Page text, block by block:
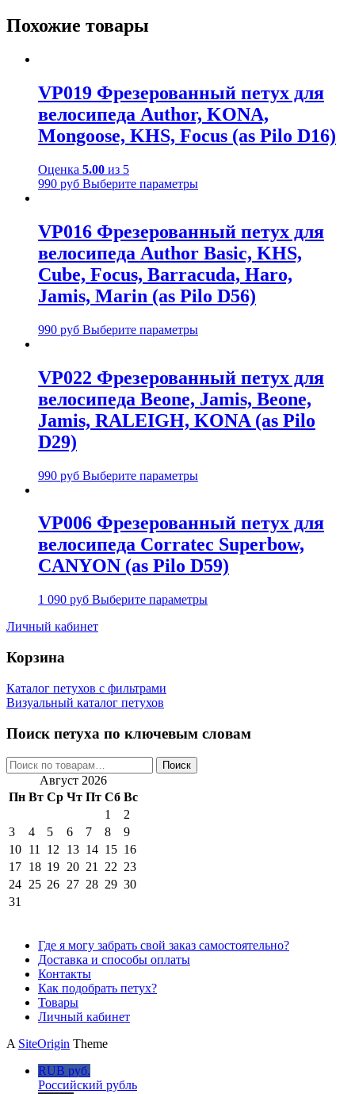
Похожие товары
VP019 Фрезерованный петух для
велосипеда Author, KONA,
Mongoose, KHS, Focus (as Pilo D16)
Оценка 5.00 из 5
990 руб Выберите параметры
VP016 Фрезерованный петух для
велосипеда Author Basic, KHS,
Cube, Focus, Barracuda, Haro,
Jamis, Marin (as Pilo D56)
990 руб Выберите параметры
VP022 Фрезерованный петух для
велосипеда Beone, Jamis, Beone,
Jamis, RALEIGH, KONA (as Pilo
D29)
990 руб Выберите параметры
VP006 Фрезерованный петух для
велосипеда Corratec Superbow,
CANYON (as Pilo D59)
1 090 руб Выберите параметры
Личный кабинет
Корзина
Каталог петухов с фильтрами
Визуальный каталог петухов
Поиск петуха по ключевым словам
Искать: Поиск
Август 2026
Пн Вт Ср Чт Пт Сб Вс
1
2
3
4 5 6 7 8
9
10 11 12 13 14 15 16
17 18 19 20 21 22 23
24 25 26 27 28 29 30
31
Где я могу забрать свой заказ самостоятельно?
Доставка и способы оплаты
Контакты
Как подобрать петух?
Товары
Личный кабинет
A SiteOrigin Theme
RUB руб.
Российский рубль